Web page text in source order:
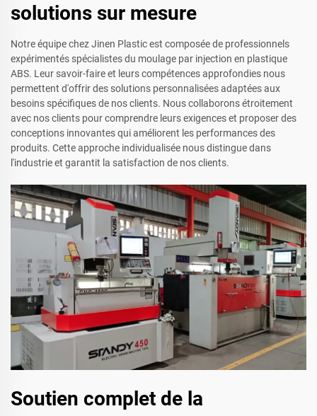
solutions sur mesure
Notre équipe chez Jinen Plastic est composée de professionnels
expérimentés spécialistes du moulage par injection en plastique
ABS. Leur savoir-faire et leurs compétences approfondies nous
permettent d'offrir des solutions personnalisées adaptées aux
besoins spécifiques de nos clients. Nous collaborons étroitement
avec nos clients pour comprendre leurs exigences et proposer des
conceptions innovantes qui améliorent les performances des
produits. Cette approche individualisée nous distingue dans
l'industrie et garantit la satisfaction de nos clients.
Soutien complet de la